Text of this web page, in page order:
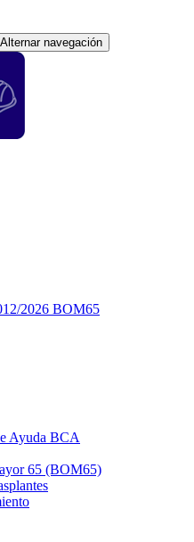
Alternar navegación
2026 BOM65
Ayuda BCA
65 (BOM65)